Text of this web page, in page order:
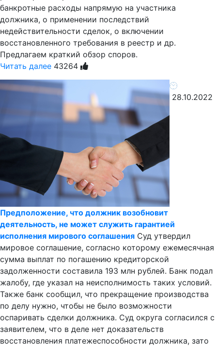
банкротные расходы напрямую на участника
должника, о применении последствий
недействительности сделок, о включении
восстановленного требования в реестр и др.
Предлагаем краткий обзор споров.
Читать далее 43264
28.10.2022
Предположение, что должник возобновит
деятельность, не может служить гарантией
исполнения мирового соглашения Суд утвердил
мировое соглашение, согласно которому ежемесячная
сумма выплат по погашению кредиторской
задолженности составила 193 млн рублей. Банк подал
жалобу, где указал на неисполнимость таких условий.
Также банк сообщил, что прекращение производства
по делу нужно, чтобы не было возможности
оспаривать сделки должника. Суд округа согласился с
заявителем, что в деле нет доказательств
восстановления платежеспособности должника, зато